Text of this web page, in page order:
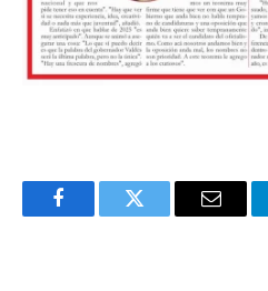
FacebookTwitter Email